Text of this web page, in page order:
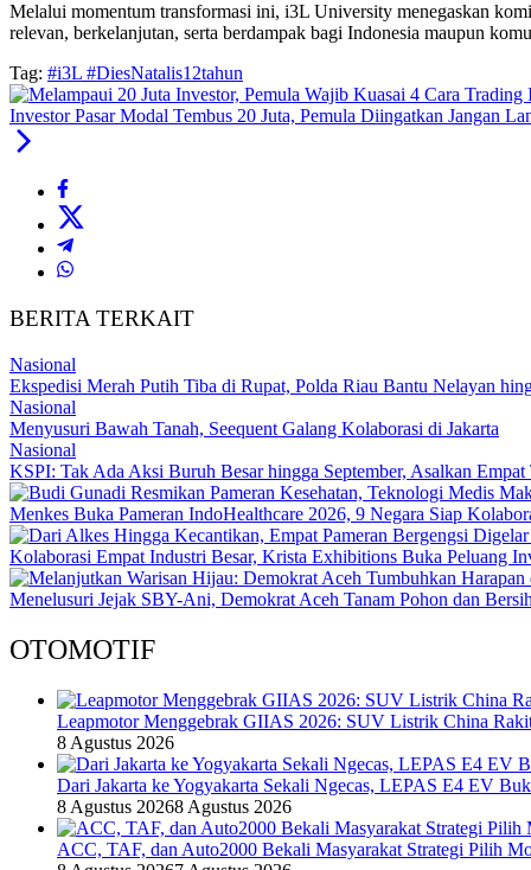
Melalui momentum transformasi ini, i3L University menegaskan
relevan, berkelanjutan, serta berdampak bagi Indonesia maupun
Tag: #i3L #DiesNatalis12tahun
Investor Pasar Modal Tembus 20 Juta, Pemula Diingatkan Jangan
BERITA TERKAIT
Nasional
Ekspedisi Merah Putih Tiba di Rupat, Polda Riau Bantu Nelayan
Nasional
Menyusuri Bawah Tanah, Seequent Galang Kolaborasi di Jakarta
Nasional
KSPI: Tak Ada Aksi Buruh Besar hingga September, Asalkan
Menkes Buka Pameran IndoHealthcare 2026, 9 Negara Siap
Kolaborasi Empat Industri Besar, Krista Exhibitions Buka Peluang
Menelusuri Jejak SBY-Ani, Demokrat Aceh Tanam Pohon dan
OTOMOTIF
Leapmotor Menggebrak GIIAS 2026: SUV Listrik China
8 Agustus 2026
Dari Jakarta ke Yogyakarta Sekali Ngecas, LEPAS E4 EV
8 Agustus 20268 Agustus 2026
ACC, TAF, dan Auto2000 Bekali Masyarakat Strategi Pilih